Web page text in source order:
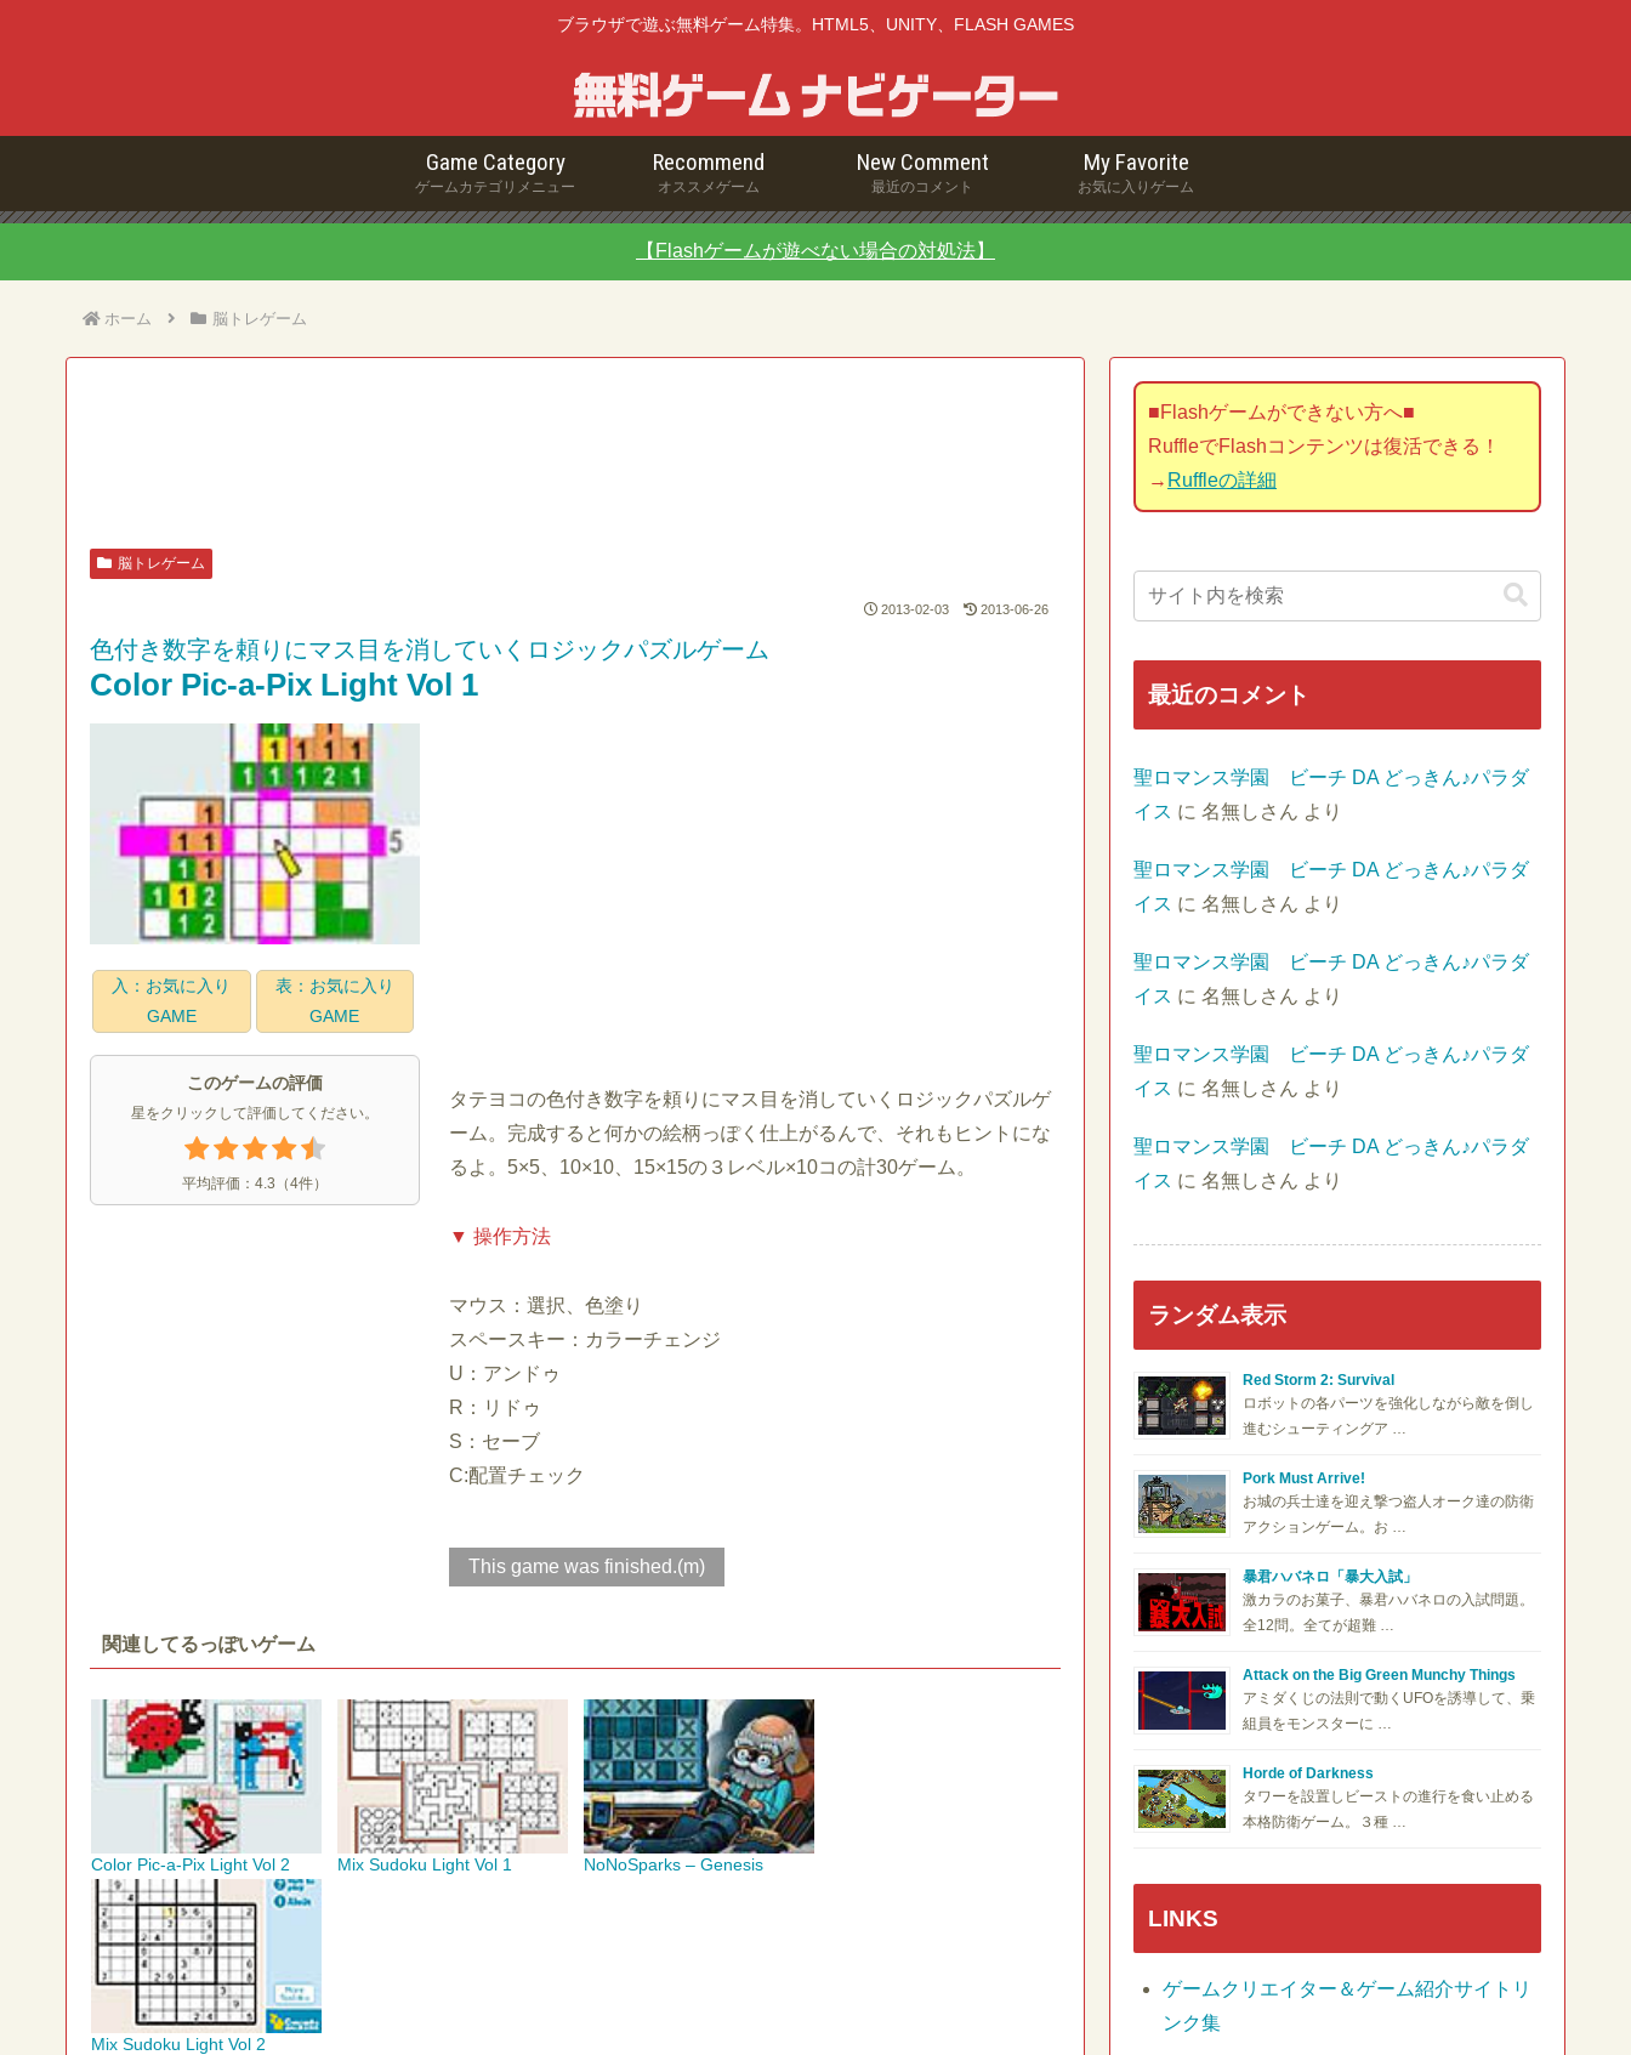
ブラウザで遊ぶ無料ゲーム特集。HTML5、UNITY、FLASH GAMES
Game Category
ゲームカテゴリメニュー
Recommend
オススメゲーム
New Comment
最近のコメント
My Favorite
お気に入りゲーム
【Flashゲームが遊べない場合の対処法】
ホーム 脳トレゲーム
脳トレゲーム
2013-02-03 2013-06-26
色付き数字を頼りにマス目を消していくロジックパズルゲーム
Color Pic-a-Pix Light Vol 1
入：お気に入り
GAME
表：お気に入り
GAME
このゲームの評価
星をクリックして評価してください。
平均評価： 4.3 （4件）
タテヨコの色付き数字を頼りにマス目を消していくロジックパズルゲ
ーム。完成すると何かの絵柄っぽく仕上がるんで、それもヒントにな
るよ。5×5、10×10、15×15の３レベル×10コの計30ゲーム。
▼ 操作方法
マウス：選択、色塗り
スペースキー：カラーチェンジ
U：アンドゥ
R：リドゥ
S：セーブ
C:配置チェック
This game was finished.(m)
関連してるっぽいゲーム
Color Pic-a-Pix Light Vol 2 Mix Sudoku Light Vol 1 NoNoSparks – Genesis
Mix Sudoku Light Vol 2
■Flashゲームができない方へ■
RuffleでFlashコンテンツは復活できる！
→ Ruffleの詳細
最近のコメント
聖ロマンス学園 ビーチ DA どっきん♪パラダ
イス に 名無しさん より
聖ロマンス学園 ビーチ DA どっきん♪パラダ
イス に 名無しさん より
聖ロマンス学園 ビーチ DA どっきん♪パラダ
イス に 名無しさん より
聖ロマンス学園 ビーチ DA どっきん♪パラダ
イス に 名無しさん より
聖ロマンス学園 ビーチ DA どっきん♪パラダ
イス に 名無しさん より
ランダム表示
Red Storm 2: Survival
ロボットの各パーツを強化しながら敵を倒し
進むシューティングア …
Pork Must Arrive!
お城の兵士達を迎え撃つ盗人オーク達の防衛
アクションゲーム。お …
暴君ハバネロ「暴大入試」
激カラのお菓子、暴君ハバネロの入試問題。
全12問。全てが超難 …
Attack on the Big Green Munchy Things
アミダくじの法則で動くUFOを誘導して、乗
組員をモンスターに …
Horde of Darkness
タワーを設置しビーストの進行を食い止める
本格防衛ゲーム。３種 …
LINKS
ゲームクリエイター＆ゲーム紹介サイトリ
ンク集